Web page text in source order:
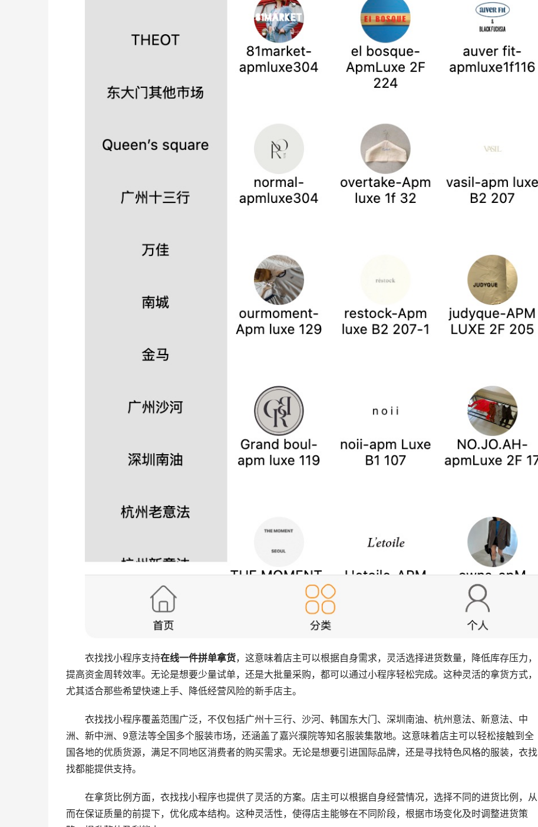
衣找找小程序支持在线一件拼单拿货，这意味着店主可以根据自身需求，灵活选择进货数量，降低库存压力，
提高资金周转效率。无论是想要少量试单，还是大批量采购，都可以通过小程序轻松完成。这种灵活的拿货方式，
尤其适合那些希望快速上手、降低经营风险的新手店主。
衣找找小程序覆盖范围广泛，不仅包括广州十三行、沙河、韩国东大门、深圳南油、杭州意法、新意法、中
洲、新中洲、9意法等全国多个服装市场，还涵盖了嘉兴濮院等知名服装集散地。这意味着店主可以轻松接触到全
国各地的优质货源，满足不同地区消费者的购买需求。无论是想要引进国际品牌，还是寻找特色风格的服装，衣找
找都能提供支持。
在拿货比例方面，衣找找小程序也提供了灵活的方案。店主可以根据自身经营情况，选择不同的进货比例，从
而在保证质量的前提下，优化成本结构。这种灵活性，使得店主能够在不同阶段，根据市场变化及时调整进货策